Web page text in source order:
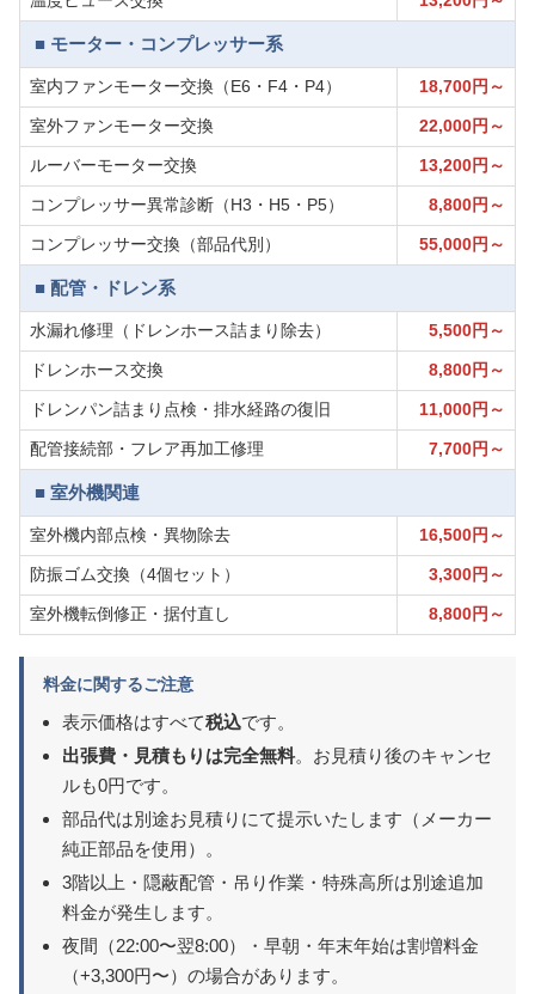
■ モーター・コンプレッサー系
室内ファンモーター交換（E6・F4・P4） 18,700円～
室外ファンモーター交換 22,000円～
ルーバーモーター交換 13,200円～
コンプレッサー異常診断（H3・H5・P5） 8,800円～
コンプレッサー交換（部品代別） 55,000円～
■ 配管・ドレン系
水漏れ修理（ドレンホース詰まり除去） 5,500円～
ドレンホース交換 8,800円～
ドレンパン詰まり点検・排水経路の復旧 11,000円～
配管接続部・フレア再加工修理 7,700円～
■ 室外機関連
室外機内部点検・異物除去 16,500円～
防振ゴム交換（4個セット） 3,300円～
室外機転倒修正・据付直し 8,800円～
料金に関するご注意
表示価格はすべて税込です。
出張費・見積もりは完全無料。お見積り後のキャンセ
ルも0円です。
部品代は別途お見積りにて提示いたします（メーカー
純正部品を使用）。
3階以上・隠蔽配管・吊り作業・特殊高所は別途追加
料金が発生します。
夜間（22:00〜翌8:00）・早朝・年末年始は割増料金
（+3,300円〜）の場合があります。